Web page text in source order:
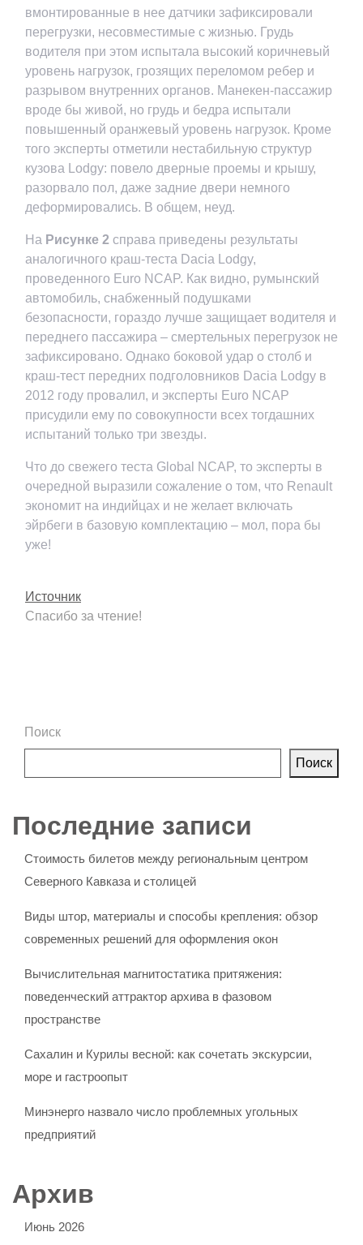
вмонтированные в нее датчики зафиксировали
перегрузки, несовместимые с жизнью. Грудь
водителя при этом испытала высокий коричневый
уровень нагрузок, грозящих переломом ребер и
разрывом внутренних органов. Манекен-пассажир
вроде бы живой, но грудь и бедра испытали
повышенный оранжевый уровень нагрузок. Кроме
того эксперты отметили нестабильную структур
кузова Lodgy: повело дверные проемы и крышу,
разорвало пол, даже задние двери немного
деформировались. В общем, неуд.
На Рисунке 2 справа приведены результаты
аналогичного краш-теста Dacia Lodgy,
проведенного Euro NCAP. Как видно, румынский
автомобиль, снабженный подушками
безопасности, гораздо лучше защищает водителя и
переднего пассажира – смертельных перегрузок не
зафиксировано. Однако боковой удар о столб и
краш-тест передних подголовников Dacia Lodgy в
2012 году провалил, и эксперты Euro NCAP
присудили ему по совокупности всех тогдашних
испытаний только три звезды.
Что до свежего теста Global NCAP, то эксперты в
очередной выразили сожаление о том, что Renault
экономит на индийцах и не желает включать
эйрбеги в базовую комплектацию – мол, пора бы
уже!
Источник
Спасибо за чтение!
Поиск
Поиск
Последние записи
Стоимость билетов между региональным центром
Северного Кавказа и столицей
Виды штор, материалы и способы крепления: обзор
современных решений для оформления окон
Вычислительная магнитостатика притяжения:
поведенческий аттрактор архива в фазовом
пространстве
Сахалин и Курилы весной: как сочетать экскурсии,
море и гастроопыт
Минэнерго назвало число проблемных угольных
предприятий
Архив
Июнь 2026